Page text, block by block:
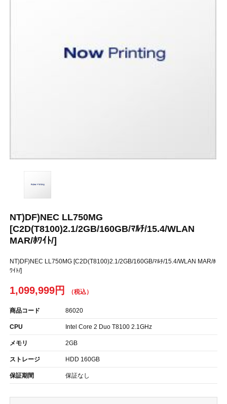
NT)DF)NEC LL750MG
[C2D(T8100)2.1/2GB/160GB/ﾏﾙﾁ/15.4/WLAN
MAR/ﾎﾜｲﾄ/]
NT)DF)NEC LL750MG [C2D(T8100)2.1/2GB/160GB/ﾏﾙﾁ/15.4/WLAN MAR/ﾎ
ﾜｲﾄ/]
1,099,999円
商品コード 86020
CPU Intel Core 2 Duo T8100 2.1GHz
メモリ 2GB
ストレージ HDD 160GB
保証期間 保証なし